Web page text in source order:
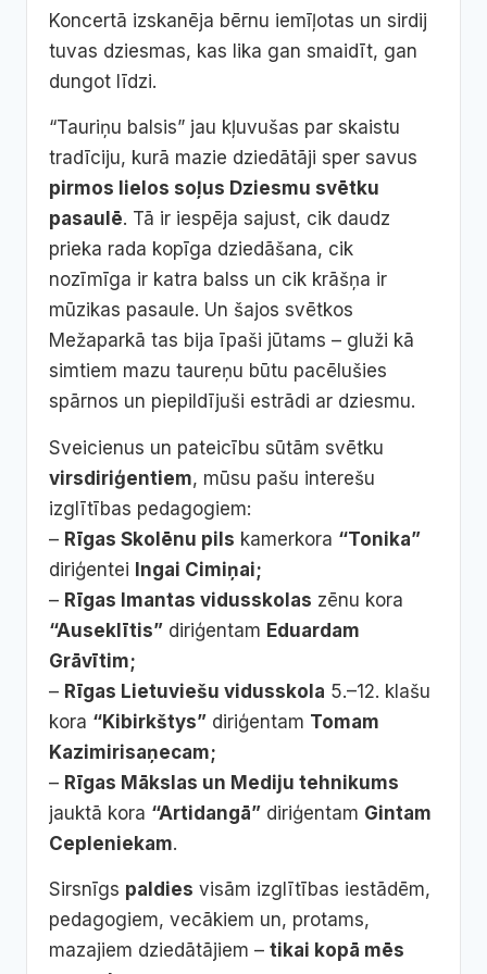
Koncertā izskanēja bērnu iemīļotas un sirdij
tuvas dziesmas, kas lika gan smaidīt, gan
dungot līdzi.
“Tauriņu balsis” jau kļuvušas par skaistu
tradīciju, kurā mazie dziedātāji sper savus
pirmos lielos soļus Dziesmu svētku
pasaulē. Tā ir iespēja sajust, cik daudz
prieka rada kopīga dziedāšana, cik
nozīmīga ir katra balss un cik krāšņa ir
mūzikas pasaule. Un šajos svētkos
Mežaparkā tas bija īpaši jūtams – gluži kā
simtiem mazu taureņu būtu pacēlušies
spārnos un piepildījuši estrādi ar dziesmu.
Sveicienus un pateicību sūtām svētku
virsdiriģentiem, mūsu pašu interešu
izglītības pedagogiem:
– Rīgas Skolēnu pils kamerkora “Tonika”
diriģentei Ingai Cimiņai;
– Rīgas Imantas vidusskolas zēnu kora
“Auseklītis” diriģentam Eduardam
Grāvītim;
– Rīgas Lietuviešu vidusskola 5.–12. klašu
kora “Kibirkštys” diriģentam Tomam
Kazimirisaņecam;
– Rīgas Mākslas un Mediju tehnikums
jauktā kora “Artidangā” diriģentam Gintam
Cepleniekam.
Sirsnīgs paldies visām izglītības iestādēm,
pedagogiem, vecākiem un, protams,
mazajiem dziedātājiem – tikai kopā mēs